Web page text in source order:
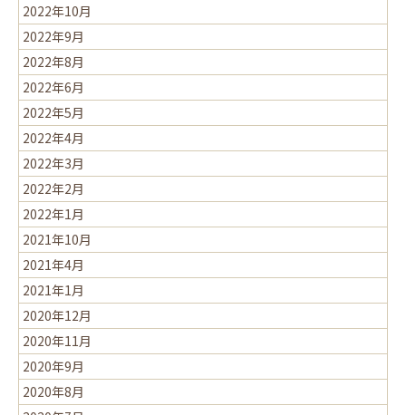
2022年10月
2022年9月
2022年8月
2022年6月
2022年5月
2022年4月
2022年3月
2022年2月
2022年1月
2021年10月
2021年4月
2021年1月
2020年12月
2020年11月
2020年9月
2020年8月